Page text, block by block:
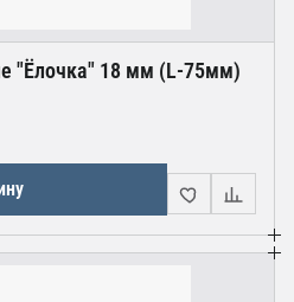
"Ёлочка" 18 мм (L-75мм)